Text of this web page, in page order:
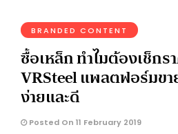
BRANDED CONTENT
ซื้อเหล็ก ทำไมต้องเช็กร
VRSteel แพลตฟอร์มข
ง่ายและดี
Posted On 11 February 2019